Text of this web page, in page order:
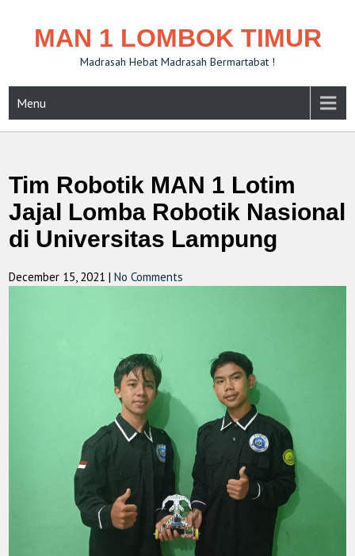
MAN 1 LOMBOK TIMUR
Madrasah Hebat Madrasah Bermartabat !
Menu
Tim Robotik MAN 1 Lotim
Jajal Lomba Robotik Nasional
di Universitas Lampung
December 15, 2021 |No Comments